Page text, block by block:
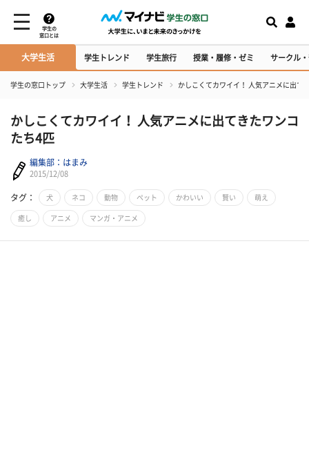
学生の
窓口とは
大学生活 学生トレンド 学生旅行 授業・履修・ゼミ サークル
学生の窓口トップ 大学生活 学生トレンド かしこくてカワイイ！ 人気アニメに出て
かしこくてカワイイ！ 人気アニメに出てきたワンコ
たち4匹
編集部：はまみ
2015/12/08
タグ： 犬 ネコ 動物 ペット かわいい 賢い 萌え
癒し アニメ マンガ・アニメ